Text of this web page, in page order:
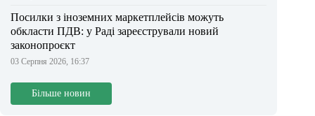
Посилки з іноземних маркетплейсів можуть
обкласти ПДВ: у Раді зареєстрували новий
законопроєкт
03 Серпня 2026, 16:37
Більше новин